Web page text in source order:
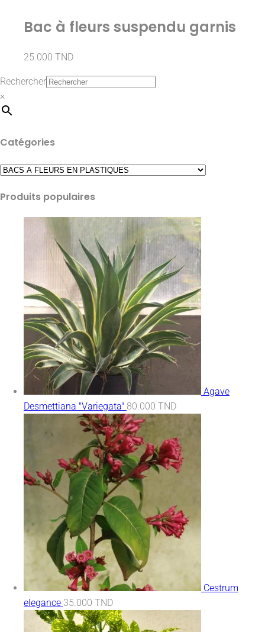
Bac à fleurs suspendu garnis
25.000 TND
Rechercher
×
Catégories
Produits populaires
Agave
Desmettiana "Variegata" 80.000 TND
Cestrum
elegance 35.000 TND